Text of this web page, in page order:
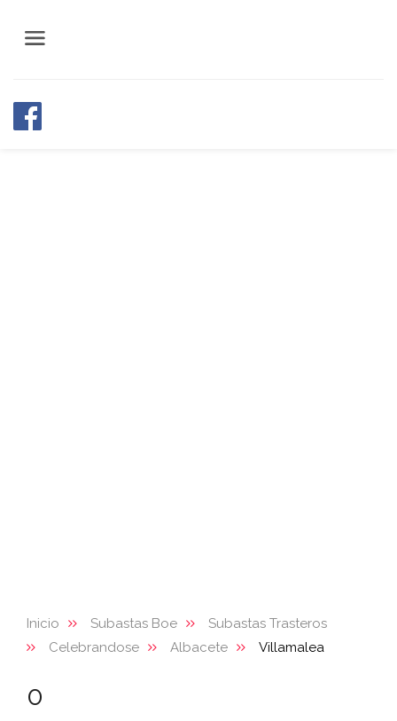
Inicio Subastas Boe
Subastas Trasteros
Celebrandose
Albacete Villamalea
0